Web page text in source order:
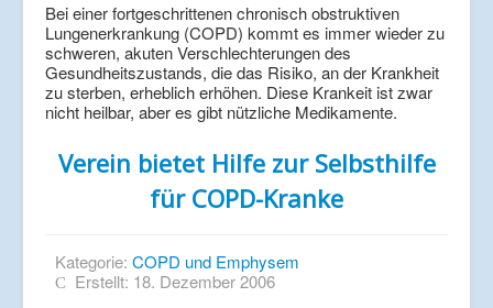
Bei einer fortgeschrittenen chronisch obstruktiven
Lungenerkrankung (COPD) kommt es immer wieder zu
schweren, akuten Verschlechterungen des
Gesundheitszustands, die das Risiko, an der Krankheit
zu sterben, erheblich erhöhen. Diese Krankeit ist zwar
nicht heilbar, aber es gibt nützliche Medikamente.
Verein bietet Hilfe zur Selbsthilfe
für COPD-Kranke
Kategorie: COPD und Emphysem
Erstellt: 18. Dezember 2006